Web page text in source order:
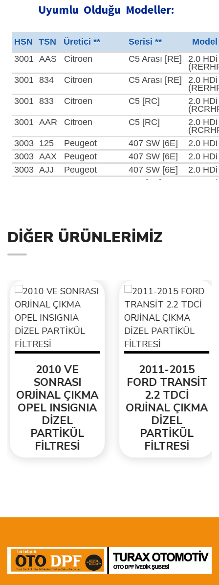
Uyumlu Olduğu Modeller:
HSN TSN Üretici ** Serisi **
Model
3001 AAS Citroen C5 Arası [RE]
2.0 HDi
3001 834 Citroen C5 Arası [RE]
2.0 HDi
3001 833 Citroen C5 [RC]
2.0 HDi
3001 AAR Citroen C5 [RC]
2.0 HDi
3003 125 Peugeot 407 SW [6E]
2.0
3003 AAX Peugeot 407 SW [6E]
2.0
3003 AJJ Peugeot 407 SW [6E]
2.0
407 [6D]
2.0
DIĞER ÜRÜNLERIMIZ
2010 VE
SONRASI
ORJİNAL ÇIKMA
OPEL INSIGNIA
DİZEL
PARTİKÜL
FİLTRESİ
2011-2015
FORD TRANSİT
2.2 TDCİ
ORJİNAL ÇIKMA
DİZEL
PARTİKÜL
FİLTRESİ